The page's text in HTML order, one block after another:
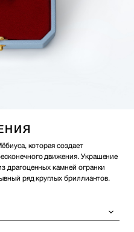
которая создает
движения. Украшение
драгоценных камней огранки
ряд круглых бриллиантов.